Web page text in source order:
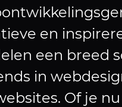
en
een breed
in
Of je